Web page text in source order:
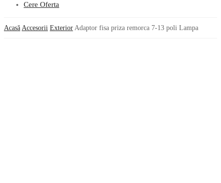
Cere Oferta
Acasă Accesorii Exterior Adaptor fisa priza remorca 7-13 poli Lampa